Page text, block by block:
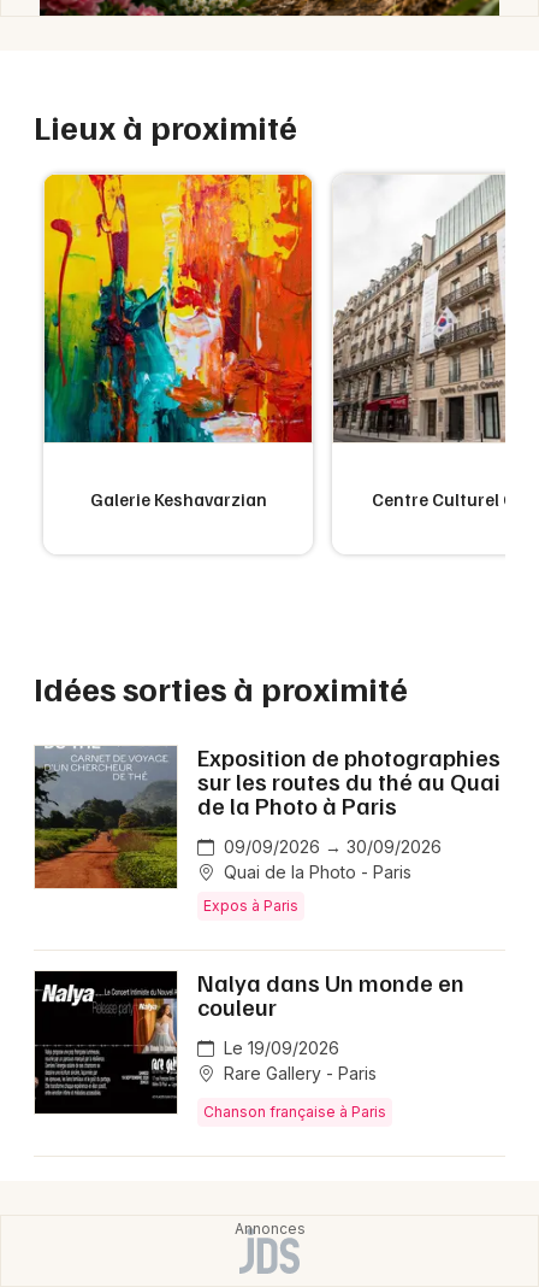
Lieux à proximité
Galerie Keshavarzian Centre Culturel
Idées sorties à proximité
Exposition de photographies
sur les routes du thé au Quai
de la Photo à Paris
09/09/2026 → 30/09/2026
Quai de la Photo - Paris
Expos à Paris
Nalya dans Un monde en
couleur
Le 19/09/2026
Rare Gallery - Paris
Chanson française à Paris